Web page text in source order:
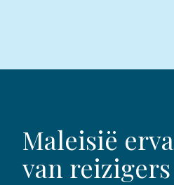
Maleisië
van reizigers